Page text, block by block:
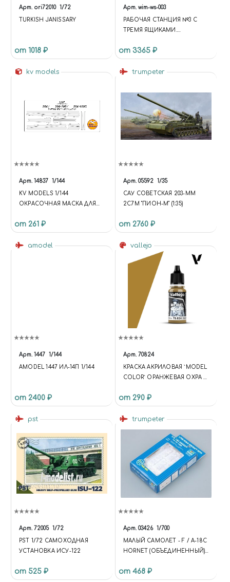
Арт. ori72010 1/72
TURKISH JANISSARY
от 1018 ₽
Арт. wim-ws-003
РАБОЧАЯ СТАНЦИЯ №3 С
ТРЕМЯ ЯЩИКАМИ.
ДЛЯ СБОРКИ
от 3365 ₽
kv models
Арт. 14837 1/144
KV MODELS 1/144
ОКРАСОЧНАЯ МАСКА ДЛЯ
от 261 ₽
trumpeter
Арт. 05592 1/35
САУ СОВЕТСКАЯ 203-ММ
2С7M "ПИОН-М" (1:35)
от 2760 ₽
amodel
Арт. 1447 1/144
AMODEL 1447 ИЛ-14П 1/144
от 2400 ₽
vallejo
Арт. 70824
КРАСКА АКРИЛОВАЯ `MODEL
COLOR` ОРАНЖЕВАЯ ОХРА /
от 290 ₽
pst
Арт. 72005 1/72
PST 1/72 САМОХОДНАЯ
УСТАНОВКА ИСУ-122
от 525 ₽
trumpeter
Арт. 03426 1/700
МАЛЫЙ САМОЛЕТ - F / A-18C
HORNET (ОБЪЕДИНЕННЫЙ)
HORNET (CONSOLIDATED)
от 468 ₽